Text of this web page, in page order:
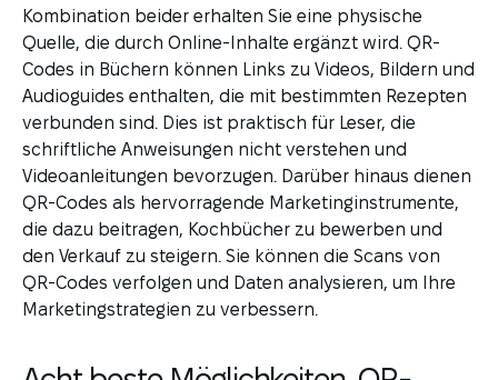
Kombination beider erhalten Sie eine physische
Quelle, die durch Online-Inhalte ergänzt wird. QR-
Codes in Büchern können Links zu Videos, Bildern und
Audioguides enthalten, die mit bestimmten Rezepten
verbunden sind. Dies ist praktisch für Leser, die
schriftliche Anweisungen nicht verstehen und
Videoanleitungen bevorzugen. Darüber hinaus dienen
QR-Codes als hervorragende Marketinginstrumente,
die dazu beitragen, Kochbücher zu bewerben und
den Verkauf zu steigern. Sie können die Scans von
QR-Codes verfolgen und Daten analysieren, um Ihre
Marketingstrategien zu verbessern.